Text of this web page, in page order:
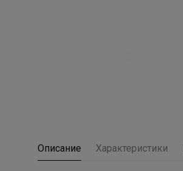
Описание Характеристики